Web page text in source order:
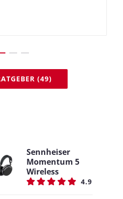
(49)
Sennheiser
Momentum 5
Wireless
4.9